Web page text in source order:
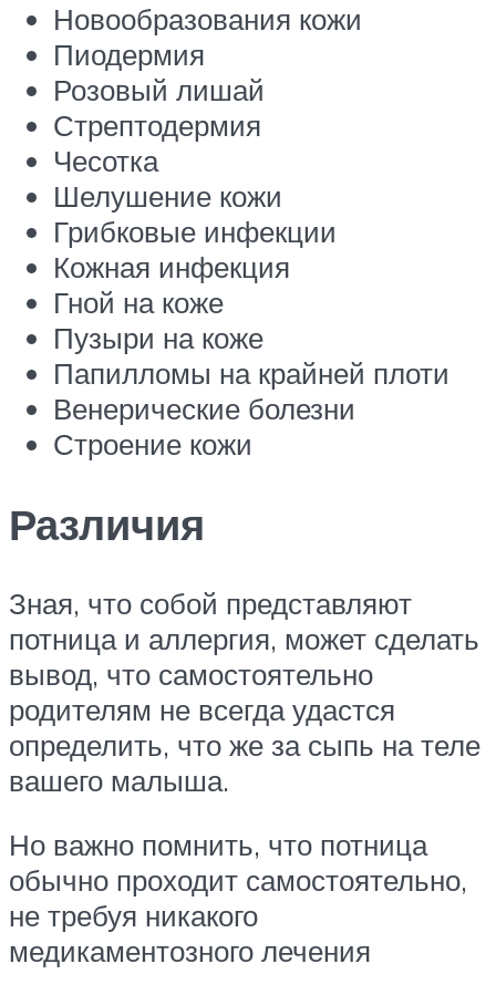
Новообразования кожи
Пиодермия
Розовый лишай
Стрептодермия
Чесотка
Шелушение кожи
Грибковые инфекции
Кожная инфекция
Гной на коже
Пузыри на коже
Папилломы на крайней плоти
Венерические болезни
Строение кожи
Различия
Зная, что собой представляют
потница и аллергия, может сделать
вывод, что самостоятельно
родителям не всегда удастся
определить, что же за сыпь на теле
вашего малыша.
Но важно помнить, что потница
обычно проходит самостоятельно,
не требуя никакого
медикаментозного лечения